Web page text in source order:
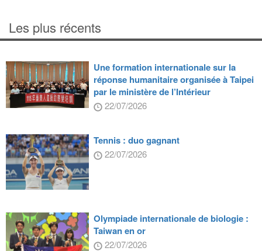
Les plus récents
Une formation internationale sur la
réponse humanitaire organisée à Taipei
par le ministère de l’Intérieur
22/07/2026
Tennis : duo gagnant
22/07/2026
Olympiade internationale de biologie :
Taiwan en or
22/07/2026